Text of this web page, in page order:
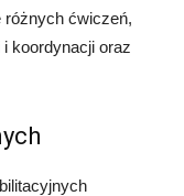
różnych ćwiczeń,
koordynacji oraz